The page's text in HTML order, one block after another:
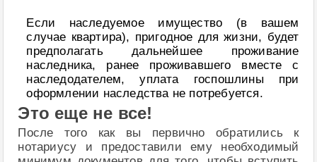
Если наследуемое имущество (в вашем
случае квартира), пригодное для жизни, будет
предполагать дальнейшее проживание
наследника, ранее проживавшего вместе с
наследодателем, уплата госпошлины при
оформлении наследства не потребуется.
Это еще не все!
После того как вы первично обратились к
нотариусу и предоставили ему необходимый